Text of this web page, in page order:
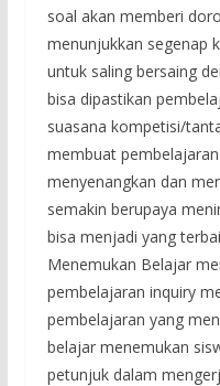
soal akan memberi
menunjukkan segenap
untuk saling bersaing
bisa dipastikan
suasana kompetisi/
membuat
menyenangkan dan
semakin berupaya
bisa menjadi yang
Menemukan Belajar
pembelajaran inquiry
pembelajaran yang
belajar menemukan
petunjuk dalam